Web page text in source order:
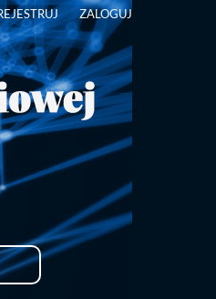
ZALOGUJ